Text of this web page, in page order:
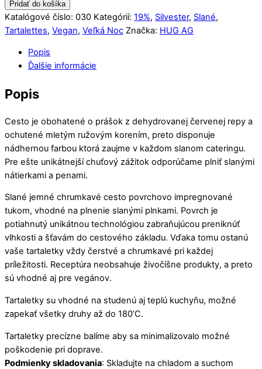
Pridať do košíka
Katalógové číslo: 030 Kategórií: 19%, Silvester, Slané,
Tartalettes, Vegan, Veľká Noc Značka: HUG AG
Popis
Ďalšie informácie
Popis
Cesto je obohatené o prášok z dehydrovanej červenej repy a
ochutené mletým ružovým korením, preto disponuje
nádhernou farbou ktorá zaujme v každom slanom cateringu.
Pre ešte unikátnejší chuťový zážitok odporúčame plniť slanými
nátierkami a penami.
Slané jemné chrumkavé cesto povrchovo impregnované
tukom, vhodné na plnenie slanými plnkami. Povrch je
potiahnutý unikátnou technológiou zabraňujúcou preniknúť
vlhkosti a šťavám do cestového základu. Vďaka tomu ostanú
vaše tartaletky vždy čerstvé a chrumkavé pri každej
príležitosti. Receptúra neobsahuje živočíšne produkty, a preto
sú vhodné aj pre vegánov.
Tartaletky su vhodné na studenú aj teplú kuchyňu, možné
zapekať všetky druhy až do 180’C.
Tartaletky precízne balíme aby sa minimalizovalo možné
poškodenie pri doprave.
Podmienky skladovania: Skladujte na chladom a suchom